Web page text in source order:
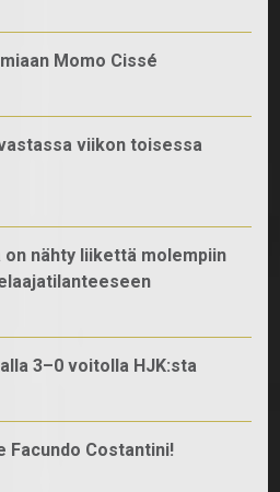
Momo Cissé
viikon toisessa
nähty liikettä molempiin
3–0 voitolla HJK:sta
Facundo Costantini!